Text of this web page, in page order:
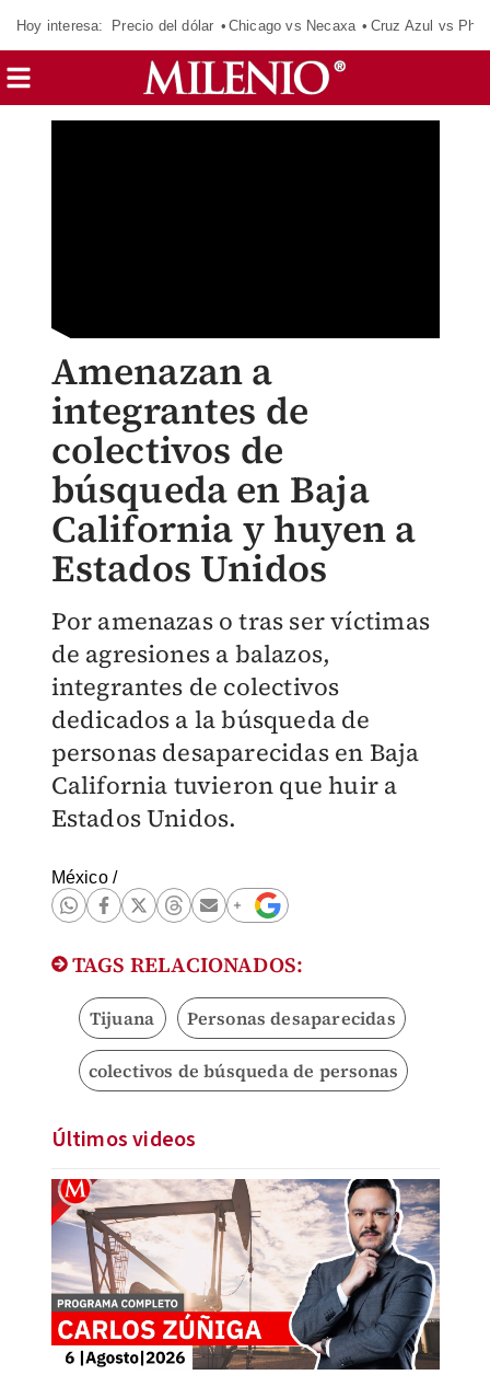
Hoy interesa: Precio del dólar Chicago vs Necaxa Cruz Azul vs
Amenazan a
integrantes de
colectivos de
búsqueda en Baja
California y huyen a
Estados Unidos
Por amenazas o tras ser víctimas
de agresiones a balazos,
integrantes de colectivos
dedicados a la búsqueda de
personas desaparecidas en Baja
California tuvieron que huir a
Estados Unidos.
México/
TAGS RELACIONADOS:
Tijuana Personas desaparecidas
colectivos de búsqueda de personas
Últimos videos